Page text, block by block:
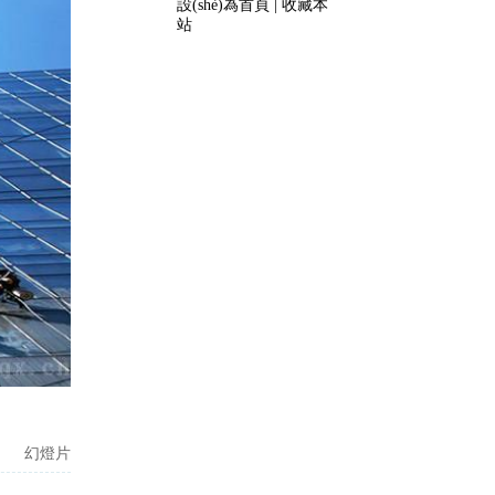
設(shè)為首頁
收藏本
站
幻燈片